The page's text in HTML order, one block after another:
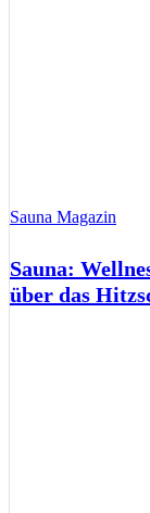
Sauna Magazin
Sauna:
über das